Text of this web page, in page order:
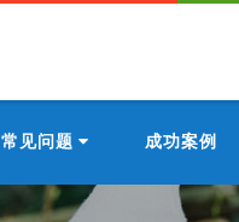
常见问题 成功案例